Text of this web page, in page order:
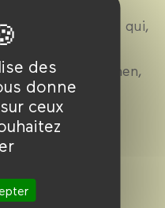
des
donne
ceux
bouillonnante,
LA métropole qui,
et électrise
pour 100 ans
Willkommen,